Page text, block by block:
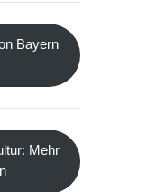
Bayern
Mehr